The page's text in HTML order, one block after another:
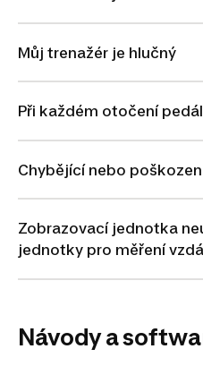
Můj trenažér je hlučný
Při každém otočení
Chybějící nebo
Zobrazovací jednotka
jednotky pro měření
Návody a